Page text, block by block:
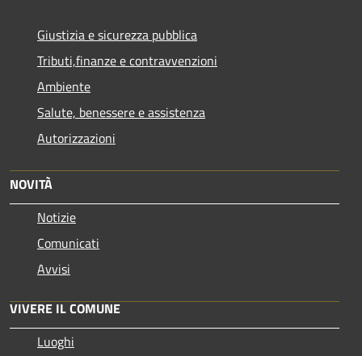
Giustizia e sicurezza pubblica
Tributi,finanze e contravvenzioni
Ambiente
Salute, benessere e assistenza
Autorizzazioni
NOVITÀ
Notizie
Comunicati
Avvisi
VIVERE IL COMUNE
Luoghi